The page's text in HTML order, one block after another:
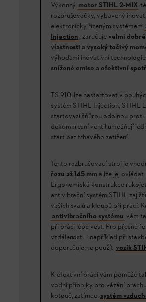
Výkonný motor STIHL 2-MIX
rozbrušovačky, vybavený
elektronicky řízeným systémem
Injection , zaručujevelmi
vlastnosti a vysoký točivý
výhodami inovativní
snížené emise a efektivní
TS 910i lze nastartovat v
systém STIHL Injection, STIHL
startovací šňůrou odolnou proti
dekompresní ventil umožňují
start bez trhavého zatížení.
Tento rozbrušovací stroj je
řezu až 145 mm a lze jej ovládat
Ergonomická konstrukce
antivibrační systém STIHL
vašich svalů a kloubů při práci.
antivibračního systému vám
při práci lépe vést. Pro přesné
vzdálenosti – například při
doporučujeme použít vozík
K efektivní práci vám pomůže
vodní přípojky pro vázání
kotouč, zatímco systém